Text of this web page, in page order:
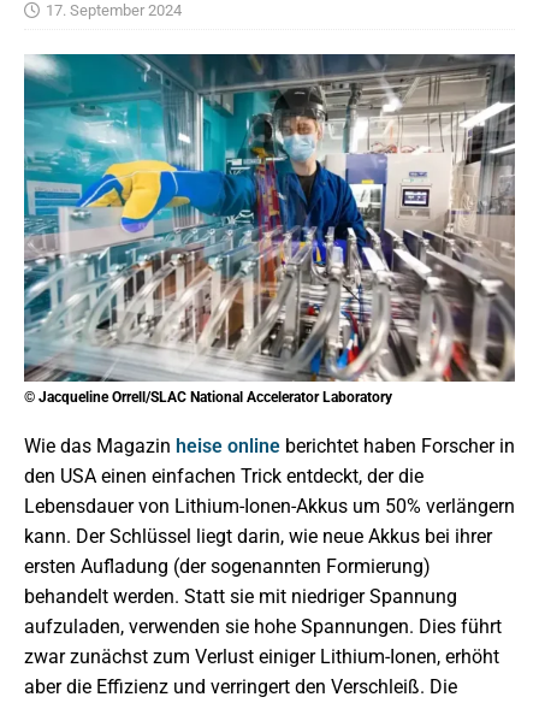
17. September 2024
© Jacqueline Orrell/SLAC National Accelerator Laboratory
Wie das Magazin heise online berichtet haben Forscher in
den USA einen einfachen Trick entdeckt, der die
Lebensdauer von Lithium-Ionen-Akkus um 50% verlängern
kann. Der Schlüssel liegt darin, wie neue Akkus bei ihrer
ersten Aufladung (der sogenannten Formierung)
behandelt werden. Statt sie mit niedriger Spannung
aufzuladen, verwenden sie hohe Spannungen. Dies führt
zwar zunächst zum Verlust einiger Lithium-Ionen, erhöht
aber die Effizienz und verringert den Verschleiß. Die